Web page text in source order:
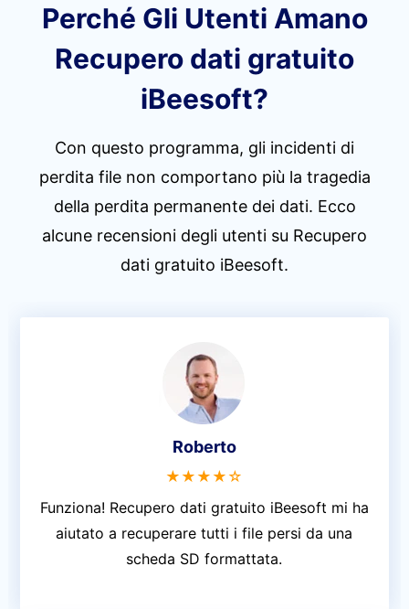
Perché Gli Utenti Amano
Recupero dati gratuito
iBeesoft?
Con questo programma, gli incidenti di
perdita file non comportano più la tragedia
della perdita permanente dei dati. Ecco
alcune recensioni degli utenti su Recupero
dati gratuito iBeesoft.
Roberto
★★★★☆
Funziona! Recupero dati gratuito iBeesoft mi ha
aiutato a recuperare tutti i file persi da una
scheda SD formattata.